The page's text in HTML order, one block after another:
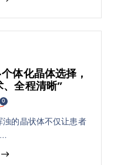
体化晶体选择，
全程清晰”
0
的晶状体不仅让患者